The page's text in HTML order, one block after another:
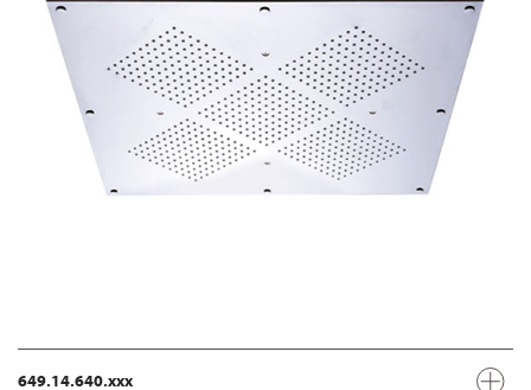
649.14.640.xxx